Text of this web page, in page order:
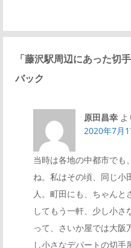
ビ
ゲ
「藤沢駅周辺にあった切
バック
原田昌幸 よ
2020年7月
当時は各地の中都市でも
ね。私はその頃、同じ小
人。町田にも、ちゃんと
してもう一軒、少し小さ
って、さいか屋では大阪
し小さなデパートの切